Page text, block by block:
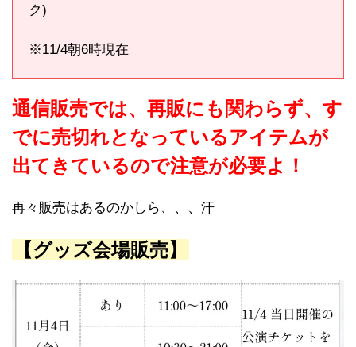
ク)
※11/4朝6時現在
通信販売では、再販にも関わらず、す
でに売切れとなっているアイテムが
出てきているので注意が必要よ！
再々販売はあるのかしら、、、汗
【グッズ会場販売】